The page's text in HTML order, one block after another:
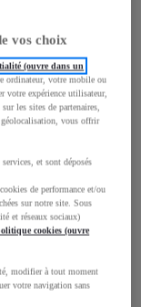
5
vos choix
(ouvre dans un
ordinateur, votre mobile ou
votre expérience utilisateur,
les sites de partenaires,
géolocalisation, vous offrir
et sont déposés
de performance et/ou
sur notre site. Sous
et réseaux sociaux)
cookies (ouvre
modifier à tout moment
votre navigation sans